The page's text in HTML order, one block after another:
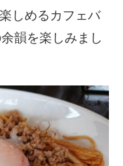
しめるカフェバ
韻を楽しみまし